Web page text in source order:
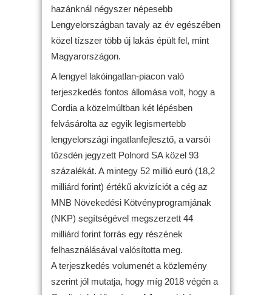
hazánknál négyszer népesebb
Lengyelországban tavaly az év egészében
közel tízszer több új lakás épült fel, mint
Magyarországon.
A lengyel lakóingatlan-piacon való
terjeszkedés fontos állomása volt, hogy a
Cordia a közelmúltban két lépésben
felvásárolta az egyik legismertebb
lengyelországi ingatlanfejlesztő, a varsói
tőzsdén jegyzett Polnord SA közel 93
százalékát. A mintegy 52 millió euró (18,2
milliárd forint) értékű akvizíciót a cég az
MNB Növekedési Kötvényprogramjának
(NKP) segítségével megszerzett 44
milliárd forint forrás egy részének
felhasználásával valósította meg.
A terjeszkedés volumenét a közlemény
szerint jól mutatja, hogy míg 2018 végén a